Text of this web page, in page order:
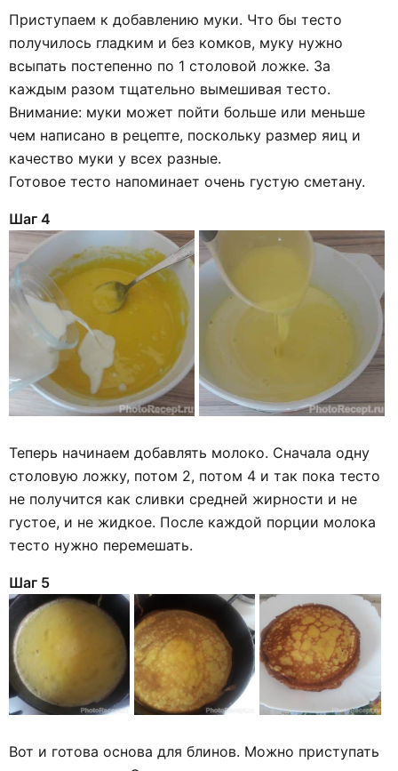
Приступаем к добавлению муки. Что бы тесто
получилось гладким и без комков, муку нужно
всыпать постепенно по 1 столовой ложке. За
каждым разом тщательно вымешивая тесто.
Внимание: муки может пойти больше или меньше
чем написано в рецепте, поскольку размер яиц и
качество муки у всех разные.
Готовое тесто напоминает очень густую сметану.
Шаг 4
Теперь начинаем добавлять молоко. Сначала одну
столовую ложку, потом 2, потом 4 и так пока тесто
не получится как сливки средней жирности и не
густое, и не жидкое. После каждой порции молока
тесто нужно перемешать.
Шаг 5
Вот и готова основа для блинов. Можно приступать